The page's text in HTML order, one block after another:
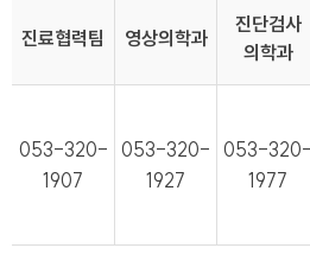
진료협력팀 영상의학과
진단검사
의학과
053-320-
1907
053-320-
1927
053-320-
1977